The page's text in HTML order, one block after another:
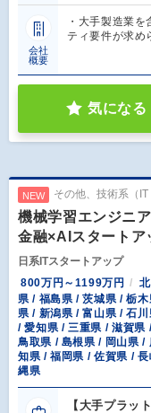
会社
概要
・大手製造業
ティ要件が求め
気になる
NEW その他、技術系（IT
機械学習エンジニ
金融×AIスタートア
日系ITスタートアップ
800万円～1199万円
県 / 福島県 / 茨城県 / 栃
県 / 新潟県 / 富山県 / 石
/ 愛知県 / 三重県 / 滋賀県
鳥取県 / 島根県 / 岡山県 /
知県 / 福岡県 / 佐賀県 /
縄県
【大手プラッ